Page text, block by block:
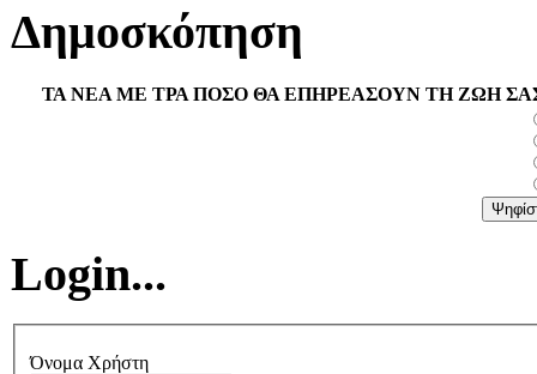
Δημοσκόπηση
ΤΑ ΝΕΑ ΜΕ ΤΡΑ ΠΟΣΟ ΘΑ ΕΠΗΡΕΑΣΟΥΝ ΤΗ ΖΩΗ
Login...
Όνομα Χρήστη